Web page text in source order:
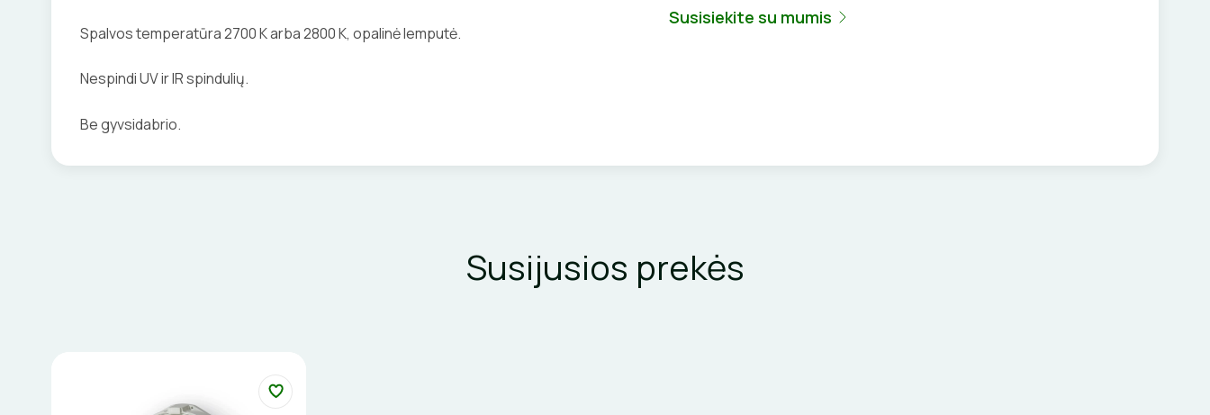
Spalvos temperatūra 2700 K arba 2800 K, opalinė lemputė.
Nespindi UV ir IR spindulių.
Be gyvsidabrio.
Susisiekite su mumis
Susijusios prekės